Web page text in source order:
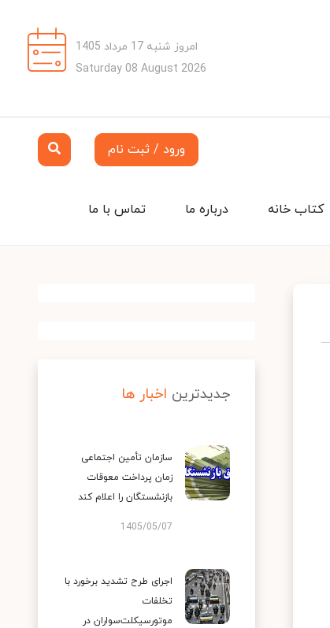
امروز شنبه 17 مرداد 1405
Saturday 08 August 2026
ورود / ثبت نام
تماس با ما درباره ما کتاب خانه
جدیدترین اخبار ها
سازمان تأمین اجتماعی
زمان پرداخت معوقات
بازنشستگان را اعلام کند
1405/05/07
اجرای طرح تشدید برخورد با
تخلفات
موتورسیکلت‌سواران در